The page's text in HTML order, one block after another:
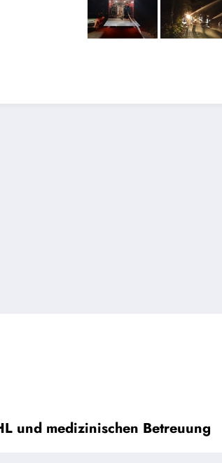
und medizinischen Betreuung